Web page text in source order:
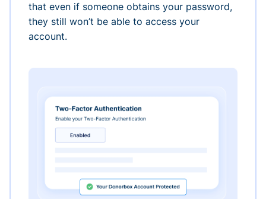
that even if someone obtains your password,
they still won’t be able to access your
account.